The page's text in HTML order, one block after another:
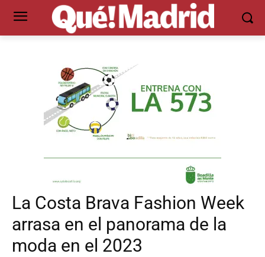
La Costa Brava Fashion Week
arrasa en el panorama de la
moda en el 2023